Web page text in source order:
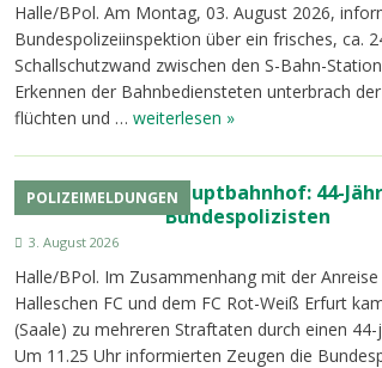
7. August 2026: SPD und
keine Förderhindernisse
UMGEBUNG
Halle/BPol. Am Montag, 03. August 2026,
Bundespolizeiinspektion über ein frisches, ca.
Schallschutzwand zwischen den S-Bahn-
Erkennen der Bahnbediensteten unterbrach
flüchten und … weiterlesen »
POLIZEIMELDUNGENHauptbahnhof: 44-
Bundespolizisten
3. August 2026
Halle/BPol. Im Zusammenhang mit der
Halleschen FC und dem FC Rot-Weiß Erfurt
(Saale) zu mehreren Straftaten durch einen
Um 11.25 Uhr informierten Zeugen die